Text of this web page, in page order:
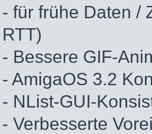
- für frühe Daten /
RTT)
- Bessere GIF-
- AmigaOS 3.2
- NList-GUI-
- Verbesserte